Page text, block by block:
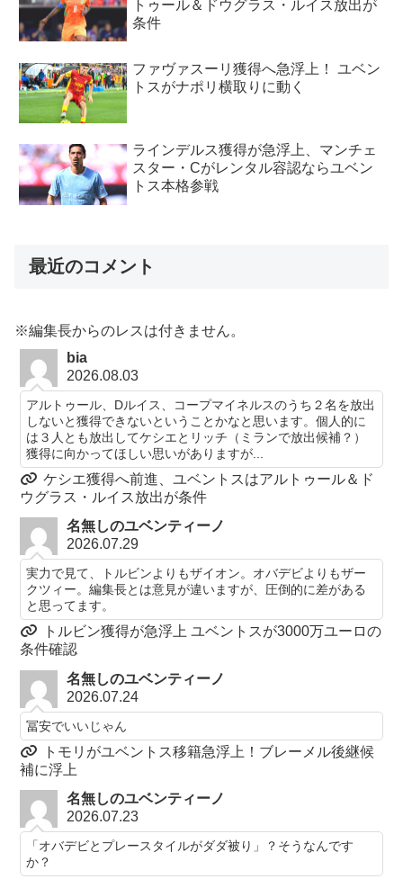
トゥール＆ドウグラス・ルイス放出が
条件
ファヴァスーリ獲得へ急浮上！ ユベン
トスがナポリ横取りに動く
ラインデルス獲得が急浮上、マンチェ
スター・Cがレンタル容認ならユベン
トス本格参戦
最近のコメント
※編集長からのレスは付きません。
bia
2026.08.03
アルトゥール、Dルイス、コープマイネルスのうち２名を放出
しないと獲得できないということかなと思います。個人的に
は３人とも放出してケシエとリッチ（ミランで放出候補？）
獲得に向かってほしい思いがありますが...
ケシエ獲得へ前進、ユベントスはアルトゥール＆ド
ウグラス・ルイス放出が条件
名無しのユベンティーノ
2026.07.29
実力で見て、トルビンよりもザイオン。オバデビよりもザー
クツィー。編集長とは意見が違いますが、圧倒的に差がある
と思ってます。
トルビン獲得が急浮上 ユベントスが3000万ユーロの
条件確認
名無しのユベンティーノ
2026.07.24
冨安でいいじゃん
トモリがユベントス移籍急浮上！ブレーメル後継候
補に浮上
名無しのユベンティーノ
2026.07.23
「オバデビとプレースタイルがダダ被り」？そうなんです
か？